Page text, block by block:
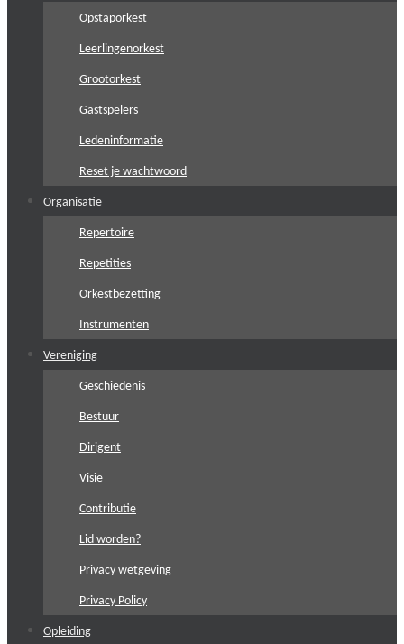
Opstaporkest
Leerlingenorkest
Grootorkest
Gastspelers
Ledeninformatie
Reset je wachtwoord
Organisatie
Repertoire
Repetities
Orkestbezetting
Instrumenten
Vereniging
Geschiedenis
Bestuur
Dirigent
Visie
Contributie
Lid worden?
Privacy wetgeving
Privacy Policy
Opleiding